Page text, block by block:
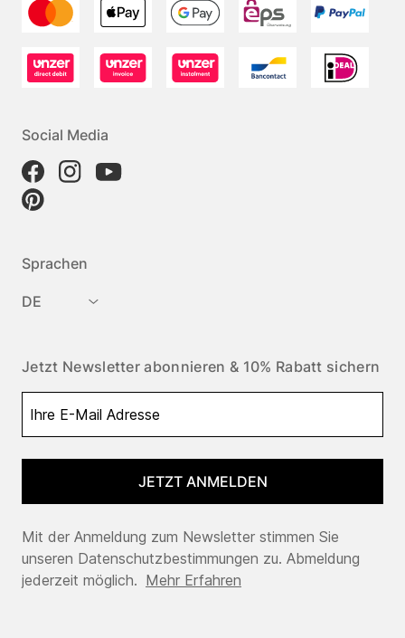
Social Media
Sprachen
DE
Jetzt Newsletter abonnieren & 10% Rabatt sichern
JETZT ANMELDEN
Mit der Anmeldung zum Newsletter stimmen Sie
unseren Datenschutzbestimmungen zu. Abmeldung
jederzeit möglich. Mehr Erfahren